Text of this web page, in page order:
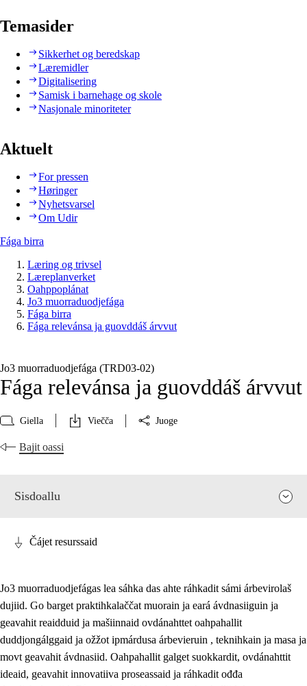
Temasider
Sikkerhet og beredskap
Læremidler
Digitalisering
Samisk i barnehage og skole
Nasjonale minoriteter
Aktuelt
For pressen
Høringer
Nyhetsvarsel
Om Udir
Fága birra
Læring og trivsel
Læreplanverket
Oahppoplánat
Jo3 muorraduodjefága
Fága birra
Fága relevánsa ja guovddáš árvvut
Jo3 muorraduodjefága (TRD03‑02)
Fága relevánsa ja guovddáš árvvut
Giella Viečča Juoge
Bajit oassi
Sisdoallu
Fága relevánsa ja guovddáš árvvut
Guovddášelemeanttat
Fágaidrasttideaddji fáttát
Čájet resurssaid
Jo3 muorraduodjefágas lea sáhka das ahte ráhkadit sámi árbevirolaš
dujiid. Go barget praktihkalaččat muorain ja eará ávdnasiiguin ja
geavahit reaidduid ja mašiinnaid ovdánahttet oahpahallit
duddjongálggaid ja ožžot ipmárdusa árbevieruin , teknihkain ja masa ja
movt geavahit ávdnasiid. Oahpahallit galget suokkardit, ovdánahttit
ideaid, geavahit innovatiiva proseassaid ja ráhkadit ođđa